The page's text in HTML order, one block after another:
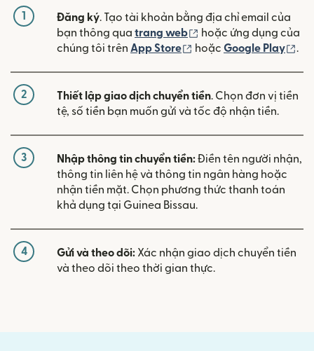
1 Đăng ký. Tạo tài khoản bằng địa chỉ email của
bạn thông qua trang web (mở trong cửa sổ mới)
hoặc ứng dụng của
chúng tôi trên App Store (mở trong cửa sổ mới)
hoặc Google Play .
2 Thiết lập giao dịch chuyển tiền. Chọn đơn vị tiền
tệ, số tiền bạn muốn gửi và tốc độ nhận tiền.
3 Nhập thông tin chuyển tiền:Điền tên người nhận,
thông tin liên hệ và thông tin ngân hàng hoặc
nhận tiền mặt. Chọn phương thức thanh toán
khả dụng tại Guinea Bissau.
4 Gửi và theo dõi: Xác nhận giao dịch chuyển tiền
và theo dõi theo thời gian thực.